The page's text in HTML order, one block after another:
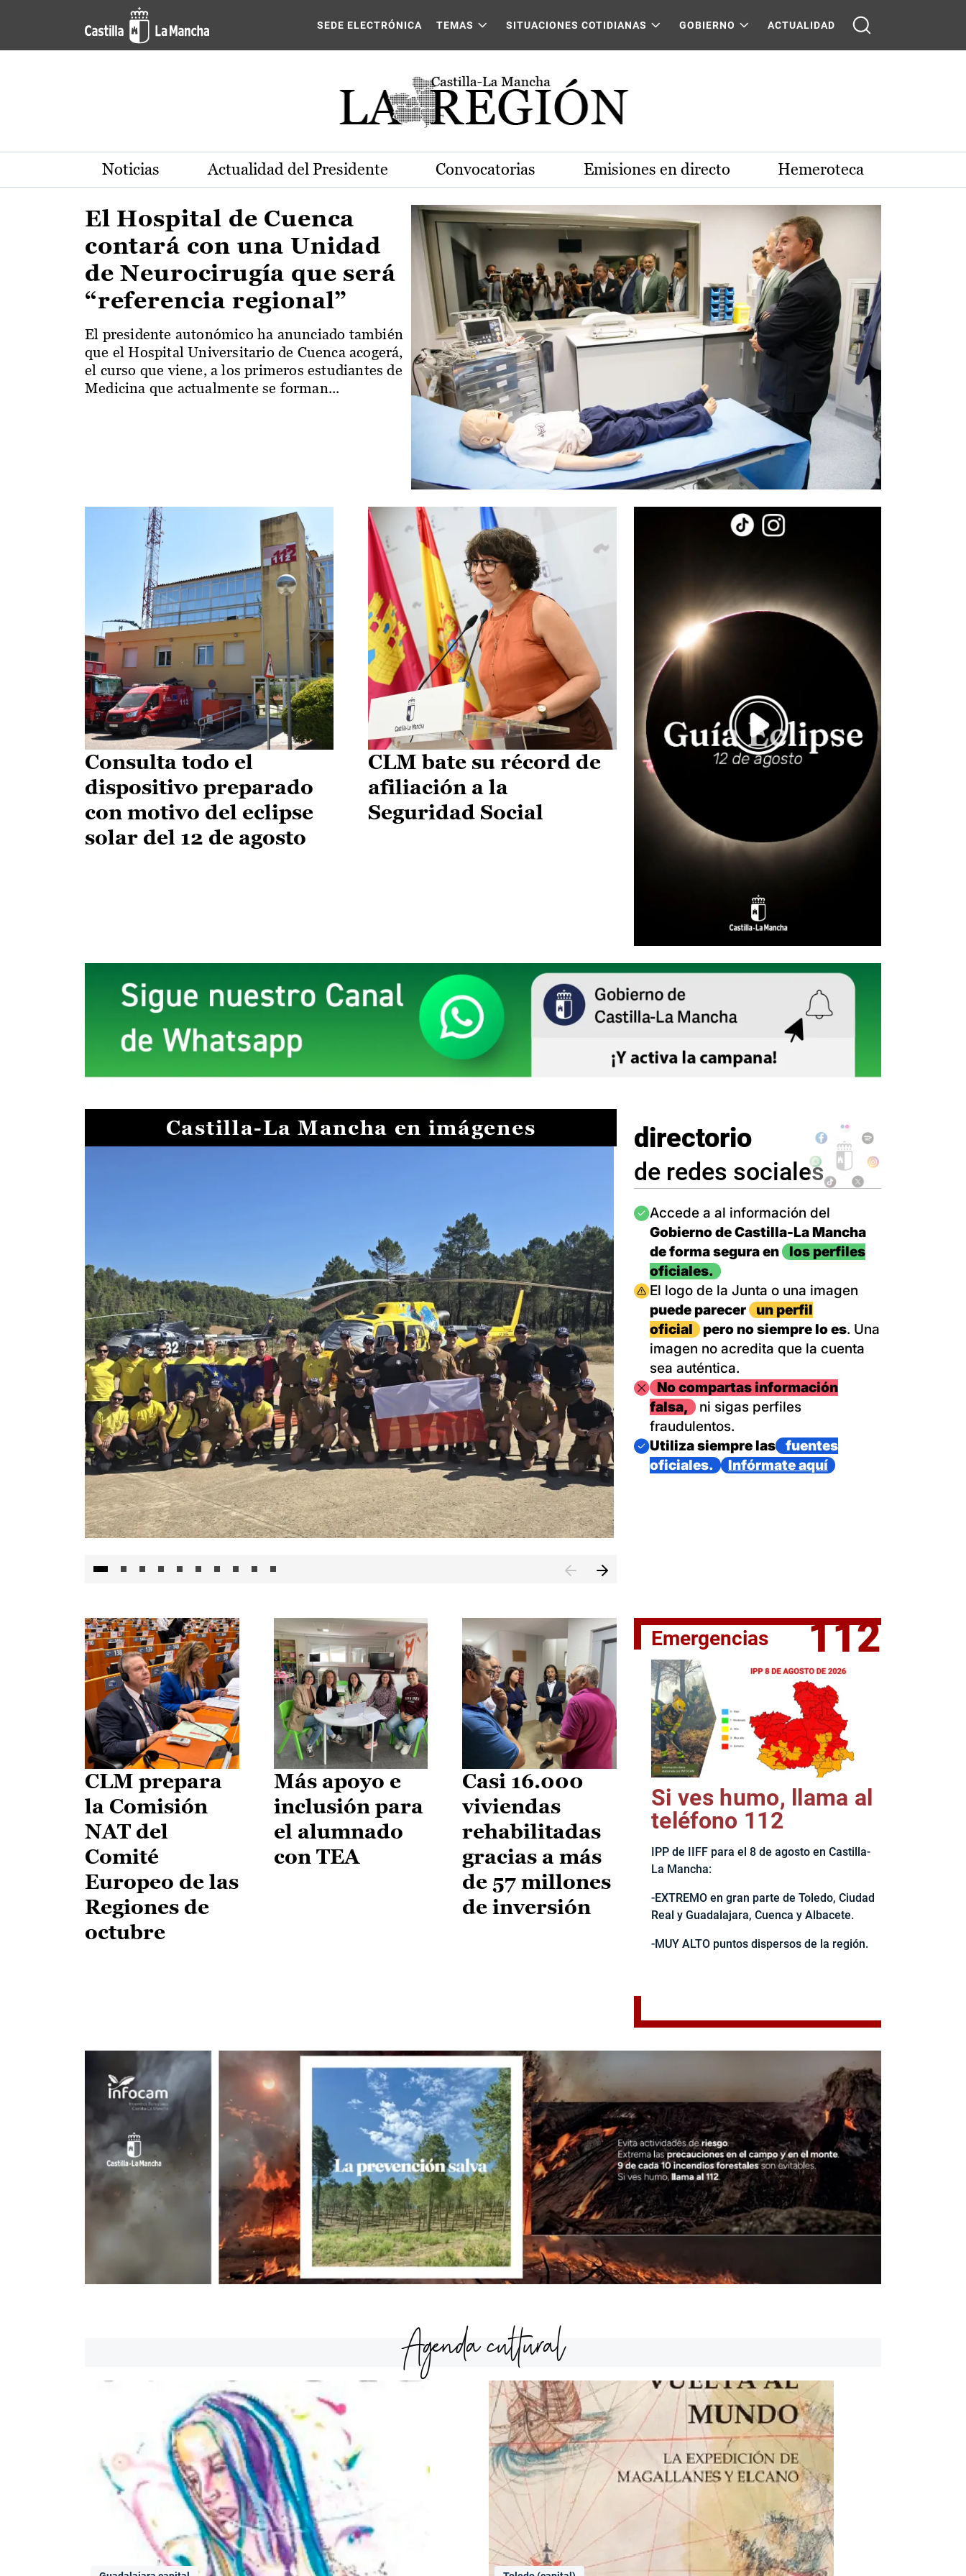
Pasar al contenido principal
Actualidad de la región de Castilla-La Mancha
SEDE ELECTRÓNICA TEMAS SITUACIONES COTIDIANAS GOBIERNO ACTUALIDAD
Noticias Actualidad del Presidente Convocatorias Emisiones en directo Hemeroteca
El Hospital de Cuenca
contará con una Unidad
de Neurocirugía que será
“referencia regional”
El presidente autonómico ha anunciado también
que el Hospital Universitario de Cuenca acogerá,
el curso que viene, a los primeros estudiantes de
Medicina que actualmente se forman...
Consulta todo el
dispositivo preparado
con motivo del eclipse
solar del 12 de agosto
CLM bate su récord de
afiliación a la
Seguridad Social
Castilla-La Mancha en imágenes
II Vuelta Ciclista CLM LEADER
directorio
de redes sociales
Imagen
Accede a al información del
Gobierno de Castilla-La Mancha
de forma segura en
los perfiles
oficiales.
Imagen
El logo de la Junta o una imagen
puede parecer
un perfil
oficial
pero no siempre lo es. Una
imagen no acredita que la cuenta
sea auténtica.
ImagenNo compartas información
falsa,
ni sigas perfiles
fraudulentos.
Imagen
Utiliza siempre las
fuentes
oficiales.
Infórmate aquí
CLM prepara
la Comisión
NAT del
Comité
Europeo de las
Regiones de
octubre
Más apoyo e
inclusión para
el alumnado
con TEA
Casi 16.000
viviendas
rehabilitadas
gracias a más
de 57 millones
de inversión
Emergencias 112
Si ves humo, llama al
teléfono 112
IPP de IIFF para el 8 de agosto en Castilla-
La Mancha:
-EXTREMO en gran parte de Toledo, Ciudad
Real y Guadalajara, Cuenca y Albacete.
-MUY ALTO puntos dispersos de la región.
Agenda cultural